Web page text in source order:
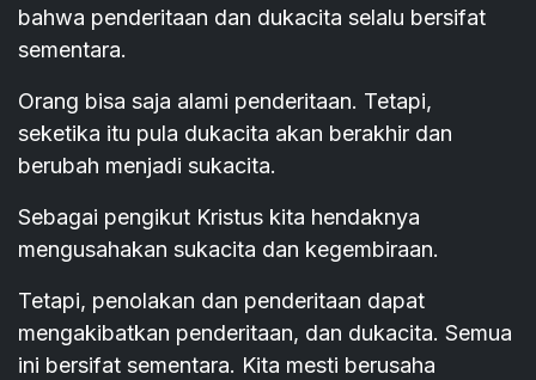
bahwa penderitaan dan dukacita selalu bersifat
sementara.
Orang bisa saja alami penderitaan. Tetapi,
seketika itu pula dukacita akan berakhir dan
berubah menjadi sukacita.
Sebagai pengikut Kristus kita hendaknya
mengusahakan sukacita dan kegembiraan.
Tetapi, penolakan dan penderitaan dapat
mengakibatkan penderitaan, dan dukacita. Semua
ini bersifat sementara. Kita mesti berusaha